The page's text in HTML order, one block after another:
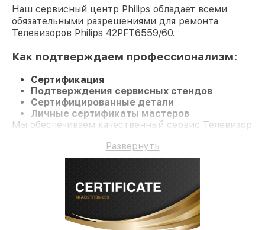
Наш сервисный центр Philips обладает всеми
обязательными разрешениями для ремонта
Телевизоров Philips 42PFT6559/60.
Как подтверждаем профессионализм:
Сертификация
Подтверждения сервисных стендов
Сертифицированные детали
Личные сертификаты мастеров
Мы обеспечиваем качественный сервис Телевизор
Развернуть